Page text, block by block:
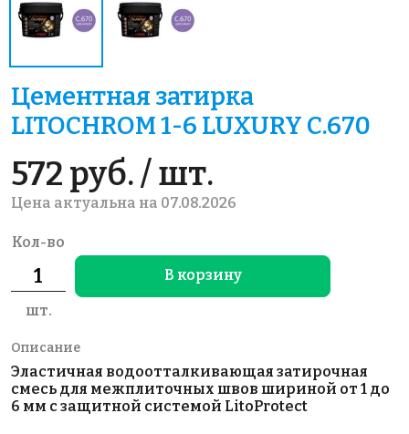
Цементная затирка
LITOCHROM 1-6 LUXURY C.670
572 руб. / шт.
Цена актуальна на 07.08.2026
Кол-во
шт.
В корзину
Описание
Эластичная водоотталкивающая затирочная
смесь для межплиточных швов шириной от 1 до
6 мм с защитной системой LitoProtect